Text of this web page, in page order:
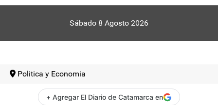
Sábado 8 Agosto 2026
Politica y Economia
+ Agregar El Diario de Catamarca en